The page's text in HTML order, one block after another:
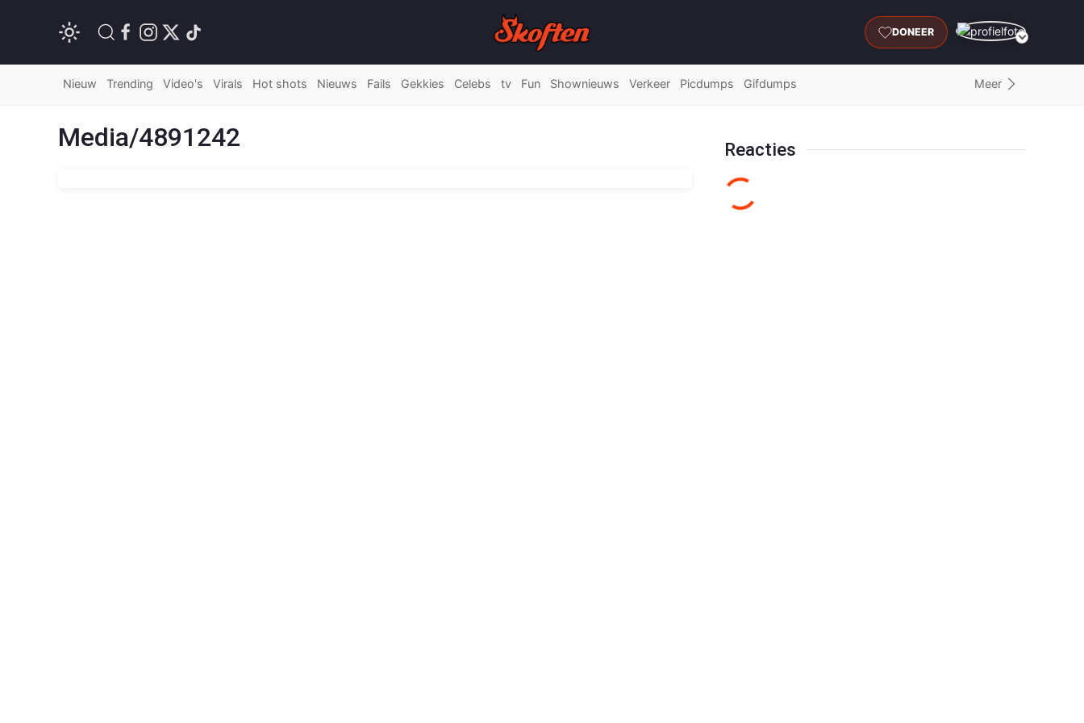
DONEER
Nieuw Trending Video's Virals Hot shots Nieuws Fails Gekkies Celebs tv Fun Shownieuws Verkeer Picdumps Gifdumps Meer
Media/4891242 Reacties